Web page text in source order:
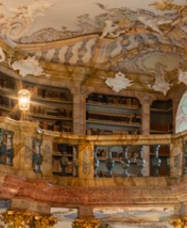
к
Путешествия
открытия
Религия
Репринты
Россия и
Сатира и